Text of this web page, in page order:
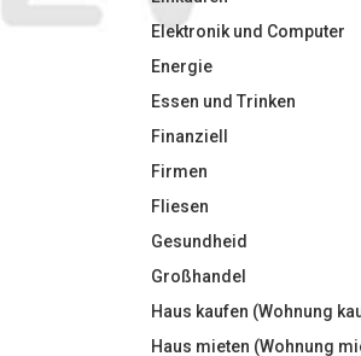
Elektronik und Computer
Energie
Essen und Trinken
Finanziell
Firmen
Fliesen
Gesundheid
Großhandel
Haus kaufen (Wohnung
Haus mieten (Wohnung